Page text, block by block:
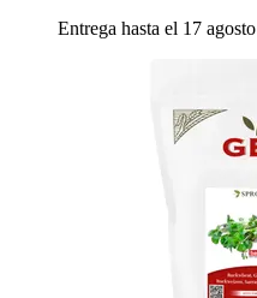
Entrega hasta el 17 agosto